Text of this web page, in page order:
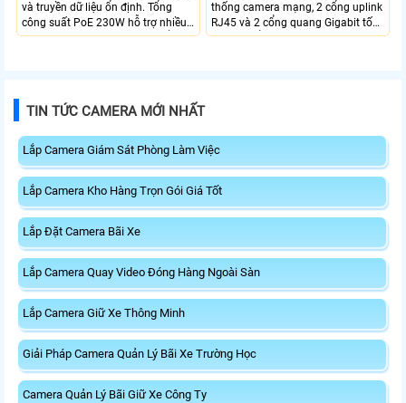
và truyền dữ liệu ổn định. Tổng
công suất PoE 230W hỗ trợ nhiều
thiết bị cùng lúc. Tốc độ chuyển
thống camera mạng, 2 cổng uplink
RJ45 và 2 cổng quang Gigabit tốc
độ cao, Tổng công suất PoE 370W
TIN TỨC CAMERA MỚI NHẤT
Lắp Camera Giám Sát Phòng Làm Việc
Lắp Camera Kho Hàng Trọn Gói Giá Tốt
Lắp Đặt Camera Bãi Xe
Lắp Camera Quay Video Đóng Hàng Ngoài Sàn
Lắp Camera Giữ Xe Thông Minh
Giải Pháp Camera Quản Lý Bãi Xe Trường Học
Camera Quản Lý Bãi Giữ Xe Công Ty